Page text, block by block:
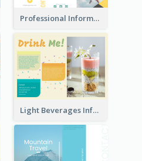
Professional Informational Tri Fold Brochure
Light Beverages Informational Brochure